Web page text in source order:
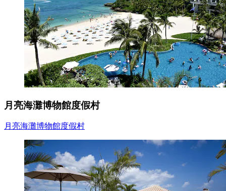
月亮海灘博物館度假村
月亮海灘博物館度假村